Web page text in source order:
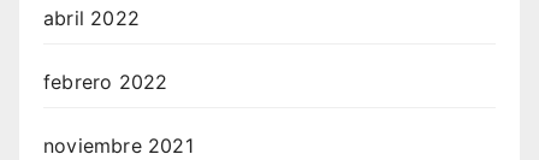
abril 2022
febrero 2022
noviembre 2021